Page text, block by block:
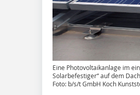
Eine Photovoltaikanlage im
Solarbefestiger“ auf dem
Foto: b/s/t GmbH Koch